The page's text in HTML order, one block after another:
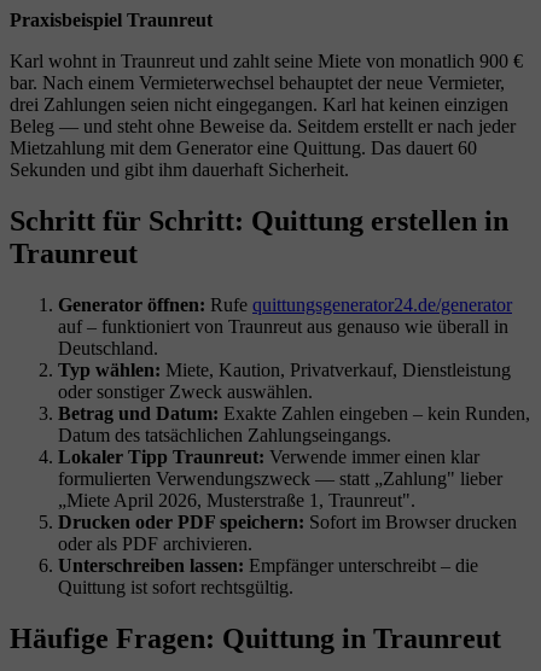
Praxisbeispiel Traunreut
Karl wohnt in Traunreut und zahlt seine Miete von monatlich 900 €
bar. Nach einem Vermieterwechsel behauptet der neue Vermieter,
drei Zahlungen seien nicht eingegangen. Karl hat keinen einzigen
Beleg — und steht ohne Beweise da. Seitdem erstellt er nach jeder
Mietzahlung mit dem Generator eine Quittung. Das dauert 60
Sekunden und gibt ihm dauerhaft Sicherheit.
Schritt für Schritt: Quittung erstellen in
Traunreut
Generator öffnen: Rufe quittungsgenerator24.de/generator
auf – funktioniert von Traunreut aus genauso wie überall in
Deutschland.
Typ wählen: Miete, Kaution, Privatverkauf, Dienstleistung
oder sonstiger Zweck auswählen.
Betrag und Datum: Exakte Zahlen eingeben – kein Runden,
Datum des tatsächlichen Zahlungseingangs.
Lokaler Tipp Traunreut: Verwende immer einen klar
formulierten Verwendungszweck — statt „Zahlung" lieber
„Miete April 2026, Musterstraße 1, Traunreut".
Drucken oder PDF speichern: Sofort im Browser drucken
oder als PDF archivieren.
Unterschreiben lassen: Empfänger unterschreibt – die
Quittung ist sofort rechtsgültig.
Häufige Fragen: Quittung in Traunreut